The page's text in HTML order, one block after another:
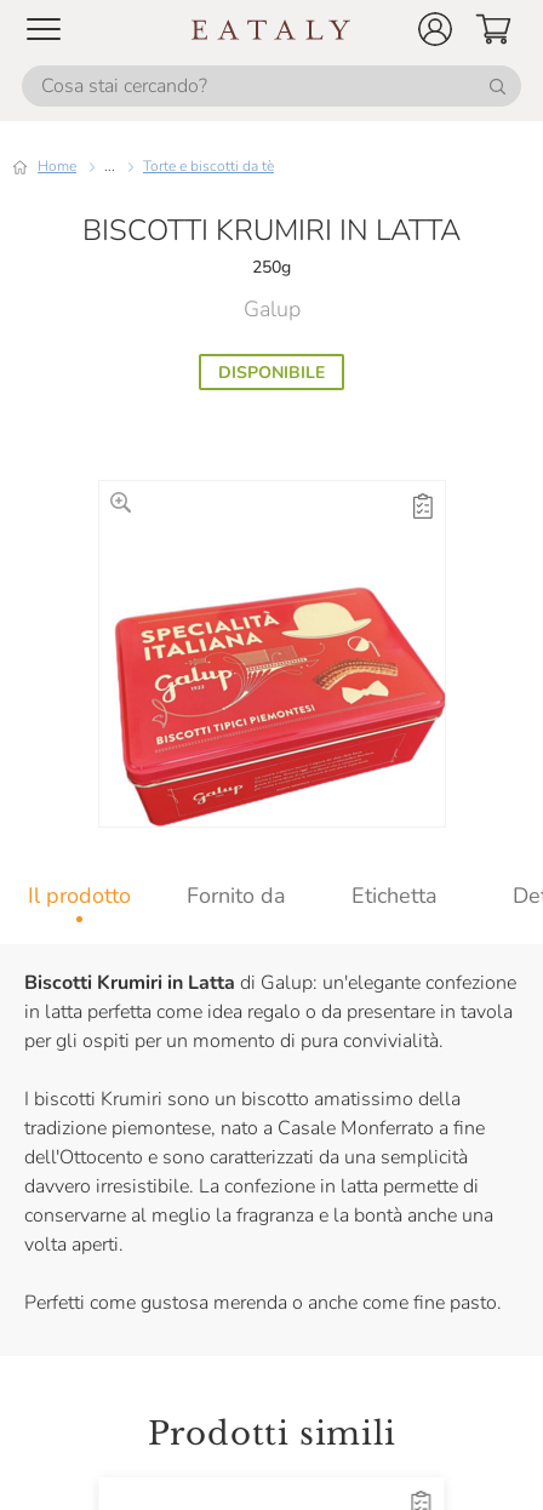
Home ... Torte e biscotti da tè
BISCOTTI KRUMIRI IN LATTA
250g
Galup
DISPONIBILE
Il prodotto Fornito da Etichetta
Biscotti Krumiri in Latta di Galup: un'elegante confezione
in latta perfetta come idea regalo o da presentare in tavola
per gli ospiti per un momento di pura convivialità.
I biscotti Krumiri sono un biscotto amatissimo della
tradizione piemontese, nato a Casale Monferrato a fine
dell'Ottocento e sono caratterizzati da una semplicità
davvero irresistibile. La confezione in latta permette di
conservarne al meglio la fragranza e la bontà anche una
volta aperti.
Perfetti come gustosa merenda o anche come fine pasto.
Prodotti simili